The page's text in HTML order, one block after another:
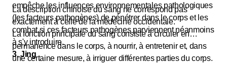
empêche les influences environnementales pathologiques
(les facteurs pathogènes) de pénétrer dans le corps et les
combat si ces facteurs pathogènes parviennent néanmoins
à s'y introduire.
La description chinoise du sang ne correspond pas
exactement à celle de la médecine occidentale.
La fonction principale du sang consiste à circuler en
permanence dans le corps, à nourrir, à entretenir et, dans
une certaine mesure, à irriguer différentes parties du corps.
3. Jing